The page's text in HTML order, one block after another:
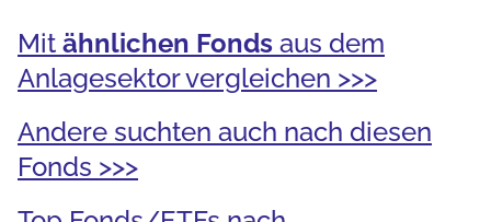
Mit ähnlichen Fonds aus dem
Anlagesektor vergleichen >>>
Andere suchten auch nach diesen
Fonds >>>